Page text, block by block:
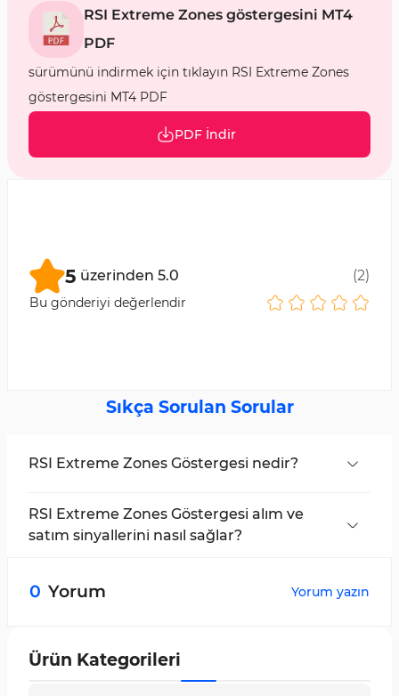
RSI Extreme Zones göstergesini MT4
PDF
sürümünü indirmek için tıklayın RSI Extreme Zones
göstergesini MT4 PDF
PDF İndir
5 üzerinden 5.0 (2)
Bu gönderiyi değerlendir
Sıkça Sorulan Sorular
RSI Extreme Zones Göstergesi nedir?
Strength Index (RSI)'ye dayalı, aşırı alım ve aşırı
satım bölgelerini tanımlayan bir araçtır. RSI
RSI Extreme Zones Göstergesi alım ve
satım sinyallerini nasıl sağlar?
koşullarını tespit ederek alım ve satım sinyalleri
0 Yorum Yorum yazın
Ürün Kategorileri